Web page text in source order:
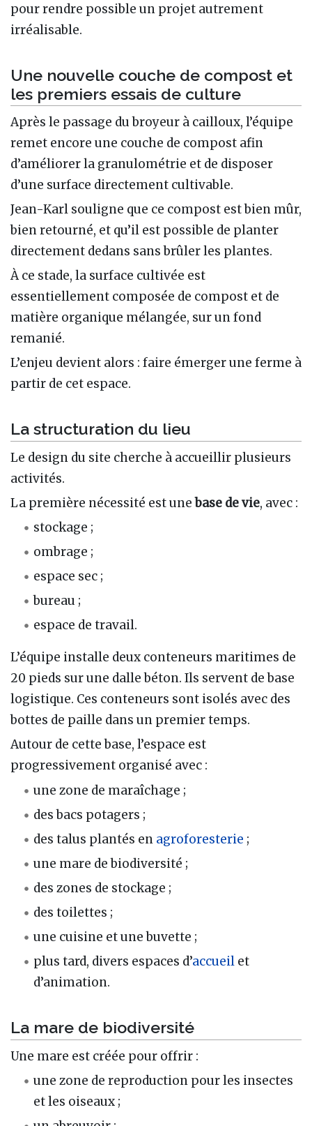
pour rendre possible un projet autrement
irréalisable.
Une nouvelle couche de compost et
les premiers essais de culture
Après le passage du broyeur à cailloux, l’équipe
remet encore une couche de compost afin
d’améliorer la granulométrie et de disposer
d’une surface directement cultivable.
Jean-Karl souligne que ce compost est bien mûr,
bien retourné, et qu’il est possible de planter
directement dedans sans brûler les plantes.
À ce stade, la surface cultivée est
essentiellement composée de compost et de
matière organique mélangée, sur un fond
remanié.
L’enjeu devient alors : faire émerger une ferme à
partir de cet espace.
La structuration du lieu
Le design du site cherche à accueillir plusieurs
activités.
La première nécessité est unebase de vie, avec :
stockage ;
ombrage ;
espace sec ;
bureau ;
espace de travail.
L’équipe installe deux conteneurs maritimes de
20 pieds sur une dalle béton. Ils servent de base
logistique. Ces conteneurs sont isolés avec des
bottes de paille dans un premier temps.
Autour de cette base, l’espace est
progressivement organisé avec :
une zone de maraîchage ;
des bacs potagers ;
des talus plantés en agroforesterie ;
une mare de biodiversité ;
des zones de stockage ;
des toilettes ;
une cuisine et une buvette ;
plus tard, divers espaces d’accueil et
d’animation.
La mare de biodiversité
Une mare est créée pour offrir :
une zone de reproduction pour les insectes
et les oiseaux ;